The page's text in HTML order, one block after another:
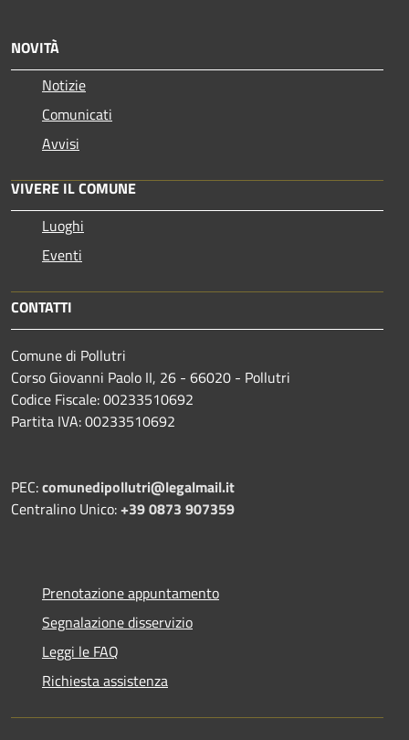
NOVITÀ
Notizie
Comunicati
Avvisi
VIVERE IL COMUNE
Luoghi
Eventi
CONTATTI
Comune di Pollutri
Corso Giovanni Paolo II, 26 - 66020 - Pollutri
Codice Fiscale: 00233510692
Partita IVA: 00233510692
PEC:comunedipollutri@legalmail.it
Centralino Unico:+39 0873 907359
Prenotazione appuntamento
Segnalazione disservizio
Leggi le FAQ
Richiesta assistenza